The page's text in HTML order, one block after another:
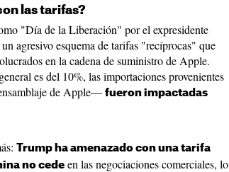
las tarifas?
"Día de la Liberación" por el expresidente
agresivo esquema de tarifas "recíprocas" que
en la cadena de suministro de Apple.
es del 10%, las importaciones provenientes
de Apple— fueron impactadas
Trump ha amenazado con una tarifa
no cede en las negociaciones comerciales, lo